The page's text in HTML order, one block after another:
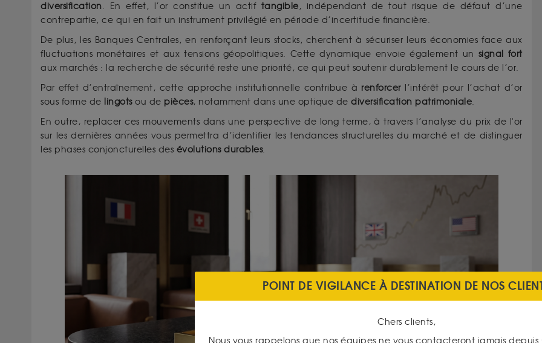
diversification. En effet, l’or constitue un actif tangible, indépendant de tout risque de défaut d’une
contrepartie, ce qui en fait un instrument privilégié en période d’incertitude financière.
De plus, les Banques Centrales, en renforçant leurs stocks, cherchent à sécuriser leurs économies face aux
fluctuations monétaires et aux tensions géopolitiques. Cette dynamique envoie également un signal fort
aux marchés : la recherche de sécurité reste une priorité, ce qui peut soutenir durablement le cours de l’or.
Par effet d’entraînement, cette approche institutionnelle contribue à renforcerl’intérêt pour l’achat d’or
sous forme de lingotsou de pièces, notamment dans une optique de diversification patrimoniale.
En outre, replacer ces mouvements dans une perspective de long terme, à travers l’analyse du prix de l'or
sur les dernières années vous permettra d’identifier les tendances structurelles du marché et de distinguer
les phases conjoncturelles des évolutions durables.
POINT DE VIGILANCE À DESTINATION DE NOS
Chers clients,
Nous vous rappelons que nos équipes ne vous contacteront jamais